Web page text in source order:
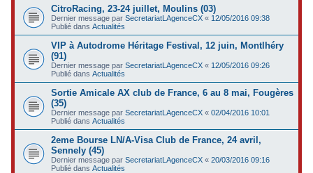
CitroRacing, 23-24 juillet, Moulins (03)
Dernier message parSecretariatLAgenceCX « 12/05/2016 09:38
Publié dansActualités
VIP à Autodrome Héritage Festival, 12 juin, Montlhéry
(91)
Dernier message parSecretariatLAgenceCX « 12/05/2016 09:26
Publié dansActualités
Sortie Amicale AX club de France, 6 au 8 mai, Fougères
(35)
Dernier message parSecretariatLAgenceCX «02/04/2016 10:01
Publié dansActualités
2eme Bourse LN/A-Visa Club de France, 24 avril,
Sennely (45)
Dernier message parSecretariatLAgenceCX «20/03/2016 09:16
Publié dansActualités